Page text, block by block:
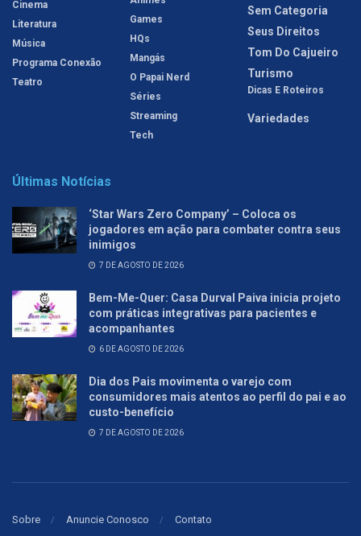
Cinema
Literatura
Música
Programa Conexão
Teatro
Games
HQs
Mangás
O Papai Nerd
Séries
Streaming
Tech
Sem Categoria
Seus Direitos
Tom Do Cajueiro
Turismo
Dicas E Roteiros
Variedades
Últimas Notícias
‘Star Wars Zero Company’ – Coloca os
jogadores em ação para combater contra seus
inimigos
7 DE AGOSTO DE 2026
Bem-Me-Quer: Casa Durval Paiva inicia projeto
com práticas integrativas para pacientes e
acompanhantes
6 DE AGOSTO DE 2026
Dia dos Pais movimenta o varejo com
consumidores mais atentos ao perfil do pai e ao
custo-benefício
7 DE AGOSTO DE 2026
Sobre Anuncie Conosco Contato